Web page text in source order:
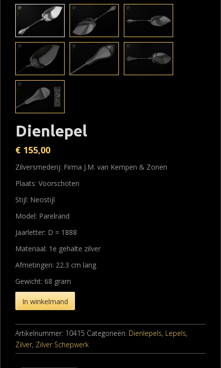
Dienlepel
€ 155,00
Zilversmederij: Firma J.M. van Kempen & Zonen
Plaats: Voorschoten
Stijl: Neostijl
Model: Parelrand
Jaarletter: D = 1888
Materiaal: 1e gehalte zilver
Afmetingen: 22.3 cm lang
Gewicht: 68 gram
In winkelmand
Artikelnummer: 10415 Categorieën: Dienlepels, Lepels,
Zilver, Zilver Schepwerk